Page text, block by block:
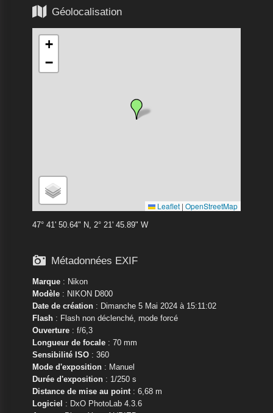
 Géolocalisation
+
−
Leaflet | OpenStreetMap
47° 41' 50.64" N, 2° 21' 45.89" W
 Métadonnées EXIF
Marque: Nikon
Modèle: NIKON D800
Date de création: Dimanche 5 Mai 2024 à 15:11:02
Flash: Flash non déclenché, mode forcé
Ouverture: f/6,3
Longueur de focale: 70 mm
Sensibilité ISO: 360
Mode d'exposition: Manuel
Durée d'exposition: 1/250 s
Distance de mise au point: 6,68 m
Logiciel : DxO PhotoLab 4.3.6